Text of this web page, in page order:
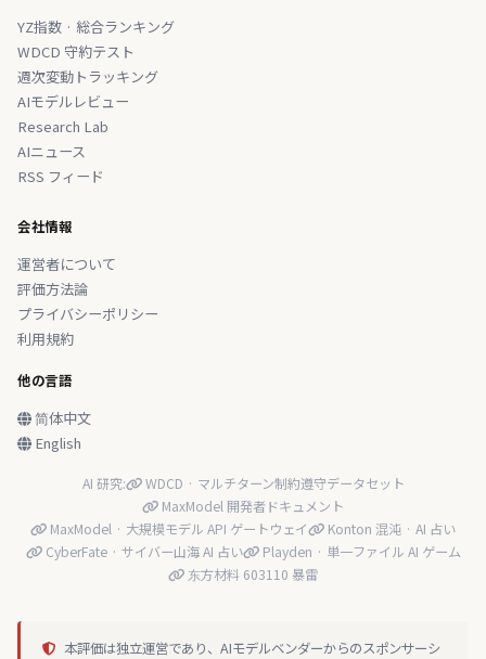
YZ指数 · 総合ランキング
WDCD 守約テスト
週次変動トラッキング
AIモデルレビュー
Research Lab
AIニュース
RSS フィード
会社情報
運営者について
評価方法論
プライバシーポリシー
利用規約
他の言語
简体中文
English
AI 研究:
WDCD · マルチターン制約遵守データセット
MaxModel 開発者ドキュメント
MaxModel · 大規模モデル API ゲートウェイ
Konton 混沌 · AI 占い
CyberFate · サイバー山海 AI 占い
Playden · 単一ファイル AI ゲーム
东方材料 603110 暴雷
本評価は独立運営であり、AIモデルベンダーからのスポンサーシ